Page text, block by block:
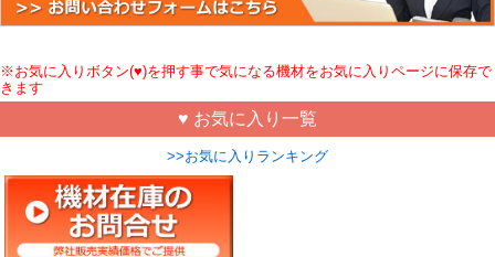
※お気に入りボタン(♥)を押す事で気になる機材をお気に入りページに保存で
きます
♥ お気に入り一覧
>>お気に入りランキング